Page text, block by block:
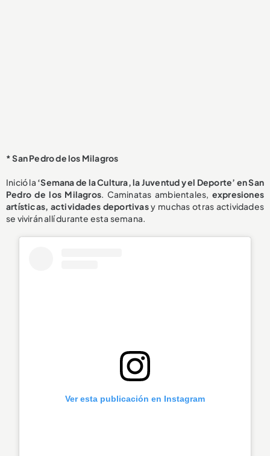
* San Pedro de los Milagros
Inició la ‘Semana de la Cultura, la Juventud y el Deporte’ en San
Pedro de los Milagros. Caminatas ambientales, expresiones
artísticas, actividades deportivasy muchas otras actividades
se vivirán allí durante esta semana.
Ver esta publicación en Instagram